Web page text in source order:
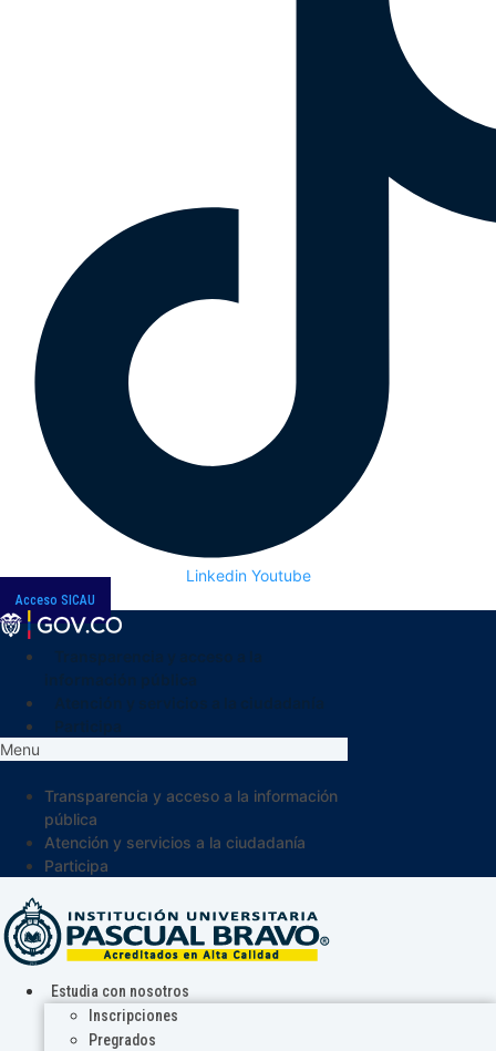
Linkedin Youtube
Acceso SICAU
Menu
Transparencia y acceso a la información
pública
Atención y servicios a la ciudadanía
Participa
Estudia con nosotros
Inscripciones
Pregrados